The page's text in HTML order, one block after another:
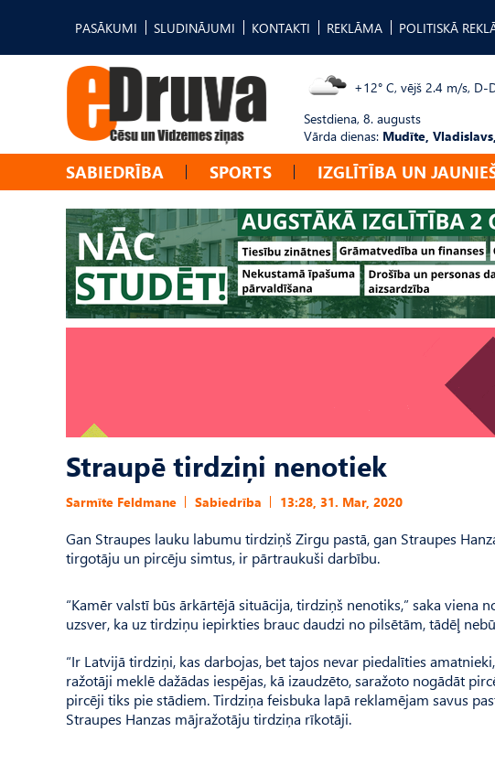
PASĀKUMI SLUDINĀJUMI KONTAKTI REKLĀMA POLITISKĀ
+12° C, vējš 2.4 m/s, D-
Sestdiena, 8. augusts
Vārda dienas: Mudīte,
SABIEDRĪBA SPORTS IZGLĪTĪBA UN
Straupē tirdziņi nenotiek
Sarmīte Feldmane Sabiedrība 13:28, 31. Mar, 2020
Gan Straupes lauku labumu tirdziņš Zirgu pastā, gan Straupes
tirgotāju un pircēju simtus, ir pārtraukuši darbību.
“Kamēr valstī būs ārkārtējā situācija, tirdziņš nenotiks,” saka viena
uzsver, ka uz tirdziņu iepirkties brauc daudzi no pilsētām, tādēļ
“Ir Latvijā tirdziņi, kas darbojas, bet tajos nevar piedalīties
ražotāji meklē dažādas iespējas, kā izaudzēto, saražoto nogādāt
pircēji tiks pie stādiem. Tirdziņa feisbuka lapā reklamējam savus
Straupes Hanzas mājražotāju tirdziņa rīkotāji.